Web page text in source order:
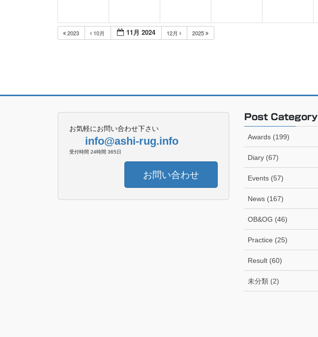
2023 10月 11月 2024 12月 2025
お気軽にお問い合わせ下さい
info@ashi-rug.info
受付時間 24時間 365日
お問い合わせ
Post Category
Awards (199)
Diary (67)
Events (57)
News (167)
OB&OG (46)
Practice (25)
Result (60)
未分類 (2)